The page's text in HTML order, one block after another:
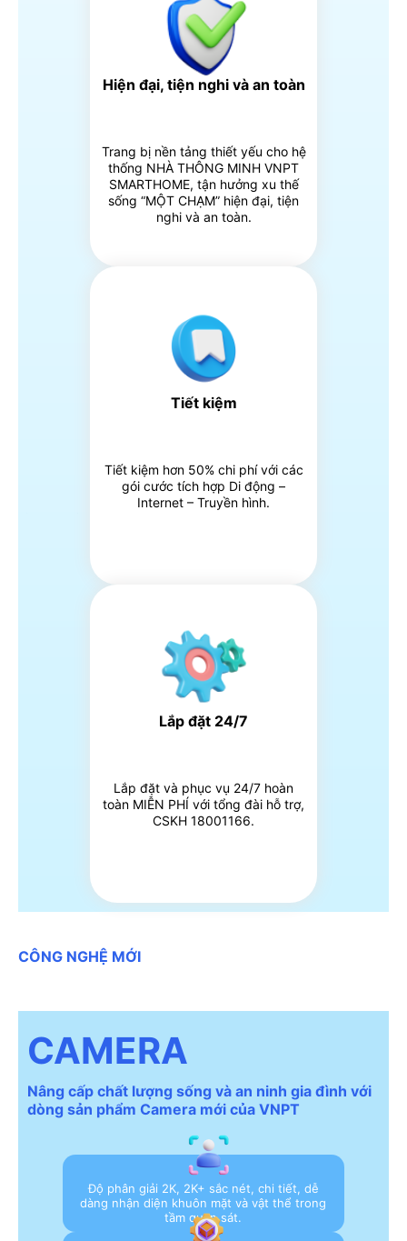
Hiện đại, tiện nghi và an toàn
Trang bị nền tảng thiết yếu cho hệ
thống NHÀ THÔNG MINH VNPT
SMARTHOME, tận hưởng xu thế
sống “MỘT CHẠM” hiện đại, tiện
nghi và an toàn.
Tiết kiệm
Tiết kiệm hơn 50% chi phí với các
gói cước tích hợp Di động –
Internet – Truyền hình.
Lắp đặt 24/7
Lắp đặt và phục vụ 24/7 hoàn
toàn MIỄN PHÍ với tổng đài hỗ trợ,
CSKH 18001166.
CÔNG NGHỆ MỚI
CAMERA
Nâng cấp chất lượng sống và an ninh gia đình với
dòng sản phẩm Camera mới của VNPT
Độ phân giải 2K, 2K+ sắc nét, chi tiết, dễ
dàng nhận diện khuôn mặt và vật thể trong
tầm quan sát.